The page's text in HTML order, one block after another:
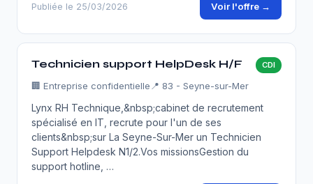
Publiée le 25/03/2026 Voir l'offre →
Technicien support HelpDesk H/F CDI
🏢 Entreprise confidentielle 📍 83 - Seyne-sur-Mer
Lynx RH Technique,&nbsp;cabinet de recrutement
spécialisé en IT, recrute pour l'un de ses
clients&nbsp;sur La Seyne-Sur-Mer un Technicien
Support Helpdesk N1/2.Vos missionsGestion du
support hotline, …